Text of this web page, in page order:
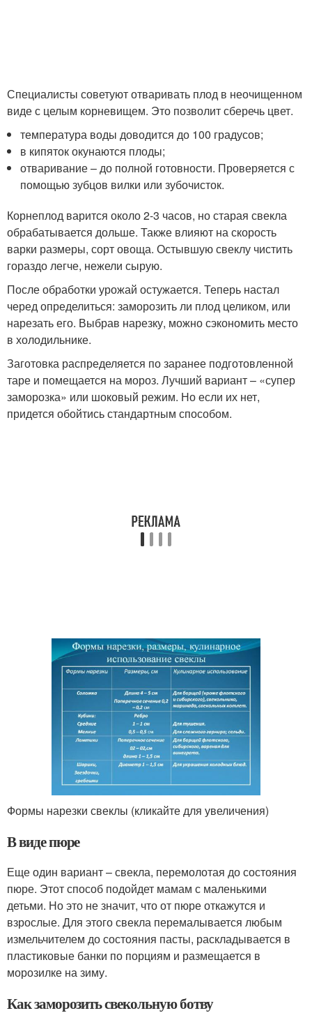
Специалисты советуют отваривать плод в неочищенном
виде с целым корневищем. Это позволит сберечь цвет.
температура воды доводится до 100 градусов;
в кипяток окунаются плоды;
отваривание – до полной готовности. Проверяется с
помощью зубцов вилки или зубочисток.
Корнеплод варится около 2-3 часов, но старая свекла
обрабатывается дольше. Также влияют на скорость
варки размеры, сорт овоща. Остывшую свеклу чистить
гораздо легче, нежели сырую.
После обработки урожай остужается. Теперь настал
черед определиться: заморозить ли плод целиком, или
нарезать его. Выбрав нарезку, можно сэкономить место
в холодильнике.
Заготовка распределяется по заранее подготовленной
таре и помещается на мороз. Лучший вариант – «супер
заморозка» или шоковый режим. Но если их нет,
придется обойтись стандартным способом.
Формы нарезки свеклы (кликайте для увеличения)
В виде пюре
Еще один вариант – свекла, перемолотая до состояния
пюре. Этот способ подойдет мамам с маленькими
детьми. Но это не значит, что от пюре откажутся и
взрослые. Для этого свекла перемалывается любым
измельчителем до состояния пасты, раскладывается в
пластиковые банки по порциям и размещается в
морозилке на зиму.
Как заморозить свекольную ботву